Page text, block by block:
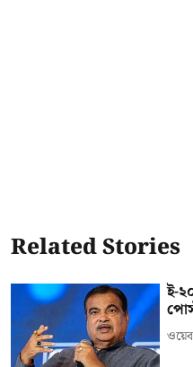
Related Stories
ই-